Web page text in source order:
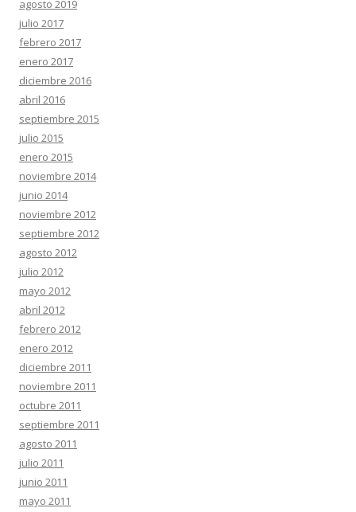
agosto 2019
julio 2017
febrero 2017
enero 2017
diciembre 2016
abril 2016
septiembre 2015
julio 2015
enero 2015
noviembre 2014
junio 2014
noviembre 2012
septiembre 2012
agosto 2012
julio 2012
mayo 2012
abril 2012
febrero 2012
enero 2012
diciembre 2011
noviembre 2011
octubre 2011
septiembre 2011
agosto 2011
julio 2011
junio 2011
mayo 2011